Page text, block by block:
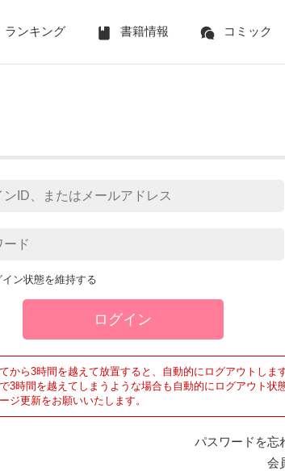
ランキング 書籍情報 コミック
イン状態を維持する
から3時間を越えて放置すると、自動的にログアウトしま
3時間を越えてしまうような場合も自動的にログアウト状
ジ更新をお願いいたします。
パスワードを忘
会